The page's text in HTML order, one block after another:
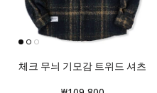
체크 무늬 기모감 트위드 셔츠